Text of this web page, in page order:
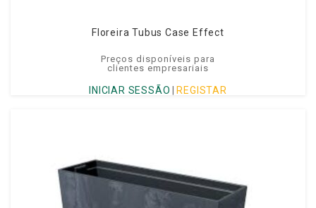
Floreira Tubus Case Effect
Preços disponíveis para
clientes empresariais
INICIAR SESSÃO REGISTAR